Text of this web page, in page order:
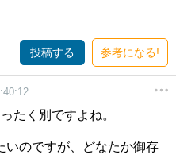
投稿する 参考になる!
たく別ですよね。
いのですが、どなたか御存